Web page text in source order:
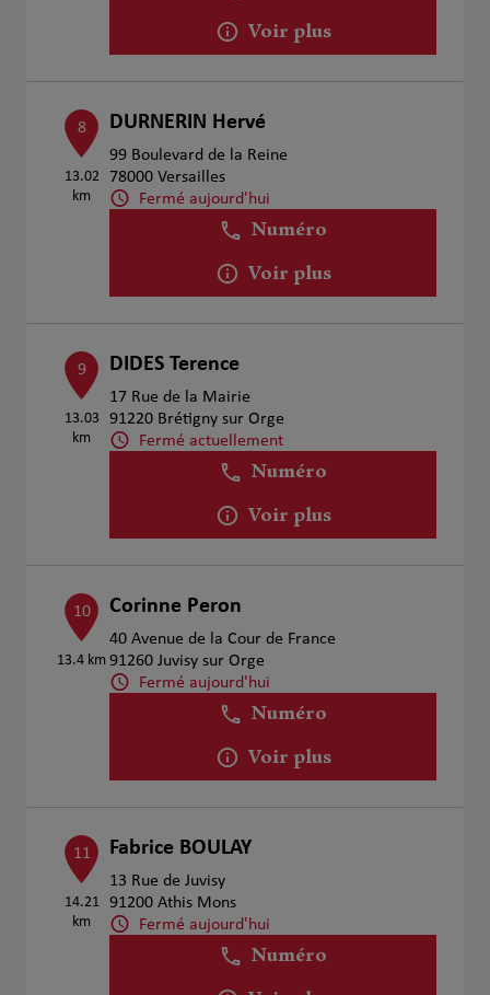
Voir plus
8
13.02
km
DURNERIN Hervé
99 Boulevard de la Reine
78000 Versailles
Fermé aujourd'hui
Numéro
Voir plus
9
13.03
km
DIDES Terence
17 Rue de la Mairie
91220 Brétigny sur Orge
Fermé actuellement
Numéro
Voir plus
10
13.4 km
Corinne Peron
40 Avenue de la Cour de France
91260 Juvisy sur Orge
Fermé aujourd'hui
Numéro
Voir plus
11
14.21
km
Fabrice BOULAY
13 Rue de Juvisy
91200 Athis Mons
Fermé aujourd'hui
Numéro